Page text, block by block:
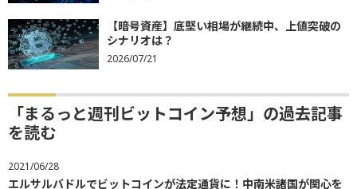
【暗号資産】底堅い相場が継続中、上値突破の
シナリオは？
2026/07/21
「まるっと週刊ビットコイン予想」の過去記事
を読む
2021/06/28
エルサルバドルでビットコインが法定通貨に！中南米諸国が関心を